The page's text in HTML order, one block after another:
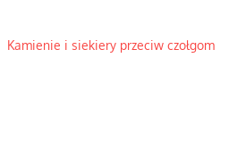
Kamienie i siekiery przeciw czołgom